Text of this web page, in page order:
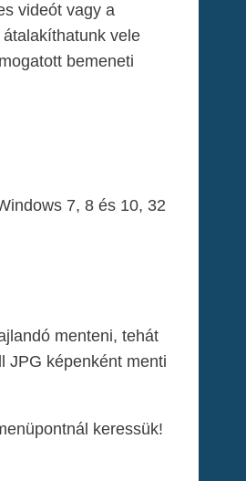
videót vagy a
vele
bemeneti
7, 8 és 10, 32
menteni, tehát
JPG képenként menti
keressük!